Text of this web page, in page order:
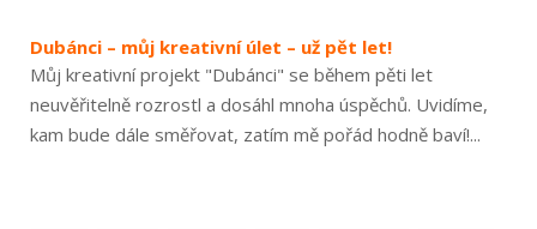
Dubánci – můj kreativní úlet – už pět let!
Můj kreativní projekt "Dubánci" se během pěti let
neuvěřitelně rozrostl a dosáhl mnoha úspěchů. Uvidíme,
kam bude dále směřovat, zatím mě pořád hodně baví!...